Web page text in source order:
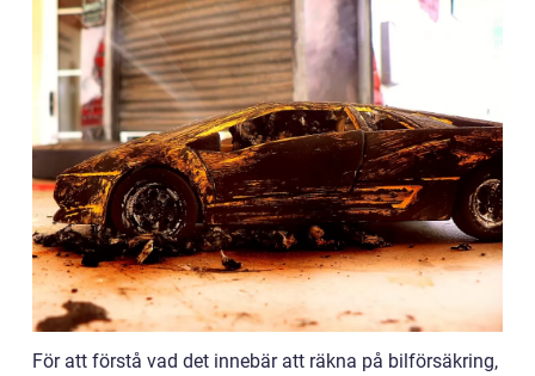
För att förstå vad det innebär att räkna på bilförsäkring,